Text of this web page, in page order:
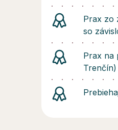
Prax zo
so
Prax na
Trenčín)